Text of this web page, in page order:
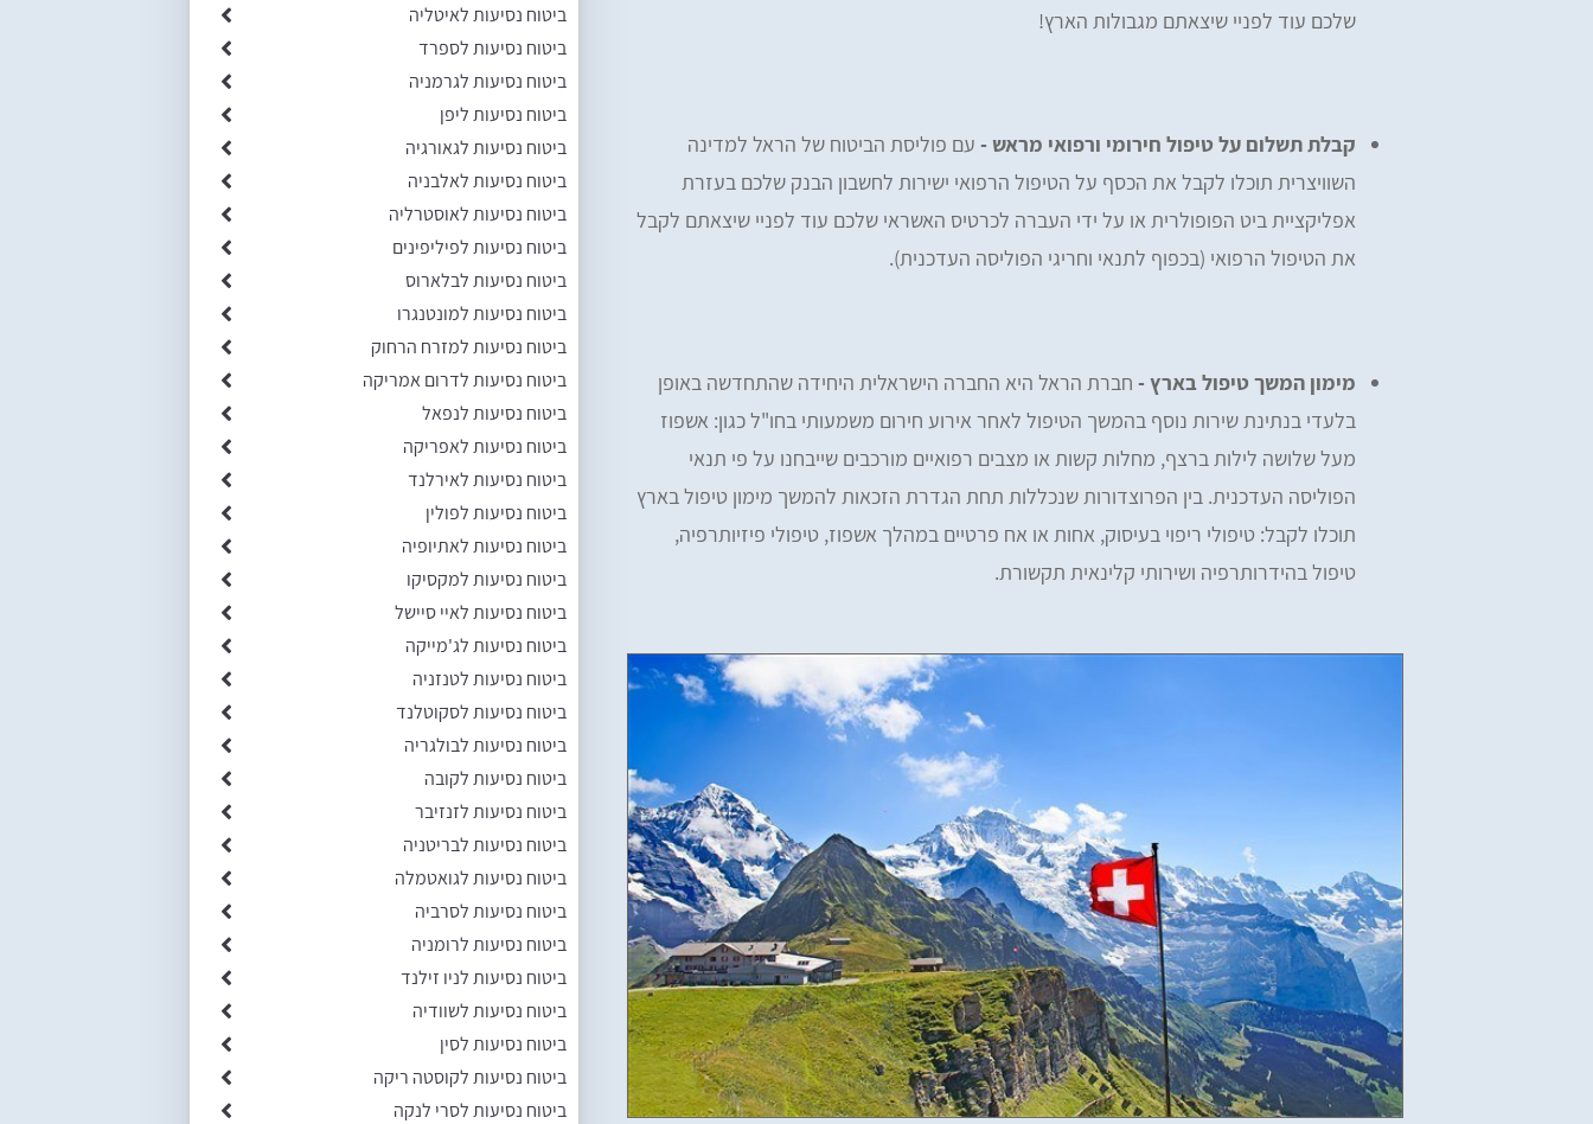
שלכם עוד לפניי שיצאתם מגבולות הארץ!
קבלת תשלום על טיפול חירומי ורפואי מראש - עם פוליסת הביטוח של הראל למדינה
השוויצרית תוכלו לקבל את הכסף על הטיפול הרפואי ישירות לחשבון הבנק שלכם בעזרת
אפליקציית ביט הפופולרית או על ידי העברה לכרטיס האשראי שלכם עוד לפניי שיצאתם לקבל
את הטיפול הרפואי (בכפוף לתנאי וחריגי הפוליסה העדכנית).
מימון המשך טיפול בארץ - חברת הראל היא החברה הישראלית היחידה שהתחדשה באופן
בלעדי בנתינת שירות נוסף בהמשך הטיפול לאחר אירוע חירום משמעותי בחו"ל כגון: אשפוז
מעל שלושה לילות ברצף, מחלות קשות או מצבים רפואיים מורכבים שייבחנו על פי תנאי
הפוליסה העדכנית. בין הפרוצדורות שנכללות תחת הגדרת הזכאות להמשך מימון טיפול בארץ
תוכלו לקבל: טיפולי ריפוי בעיסוק, אחות או אח פרטיים במהלך אשפוז, טיפולי פיזיותרפיה,
טיפול בהידרותרפיה ושירותי קלינאית תקשורת.
ביטוח נסיעות לאיטליה
ביטוח נסיעות לספרד
ביטוח נסיעות לגרמניה
ביטוח נסיעות ליפן
ביטוח נסיעות לגאורגיה
ביטוח נסיעות לאלבניה
ביטוח נסיעות לאוסטרליה
ביטוח נסיעות לפיליפינים
ביטוח נסיעות לבלארוס
ביטוח נסיעות למונטנגרו
ביטוח נסיעות למזרח הרחוק
ביטוח נסיעות לדרום אמריקה
ביטוח נסיעות לנפאל
ביטוח נסיעות לאפריקה
ביטוח נסיעות לאירלנד
ביטוח נסיעות לפולין
ביטוח נסיעות לאתיופיה
ביטוח נסיעות למקסיקו
ביטוח נסיעות לאיי סיישל
ביטוח נסיעות לג'מייקה
ביטוח נסיעות לטנזניה
ביטוח נסיעות לסקוטלנד
ביטוח נסיעות לבולגריה
ביטוח נסיעות לקובה
ביטוח נסיעות לזנזיבר
ביטוח נסיעות לבריטניה
ביטוח נסיעות לגואטמלה
ביטוח נסיעות לסרביה
ביטוח נסיעות לרומניה
ביטוח נסיעות לניו זילנד
ביטוח נסיעות לשוודיה
ביטוח נסיעות לסין
ביטוח נסיעות לקוסטה ריקה
ביטוח נסיעות לסרי לנקה